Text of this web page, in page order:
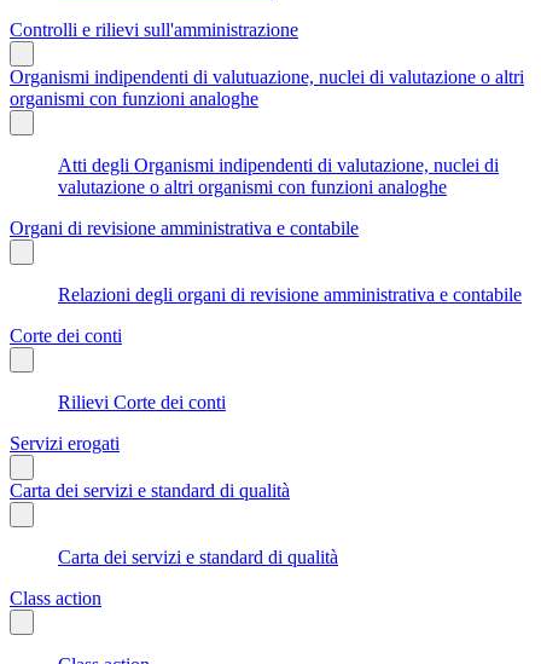
Controlli e rilievi sull'amministrazione
Organismi indipendenti di valutuazione, nuclei di valutazione o altri
organismi con funzioni analoghe
Atti degli Organismi indipendenti di valutazione, nuclei di
valutazione o altri organismi con funzioni analoghe
Organi di revisione amministrativa e contabile
Relazioni degli organi di revisione amministrativa e contabile
Corte dei conti
Rilievi Corte dei conti
Servizi erogati
Carta dei servizi e standard di qualità
Carta dei servizi e standard di qualità
Class action